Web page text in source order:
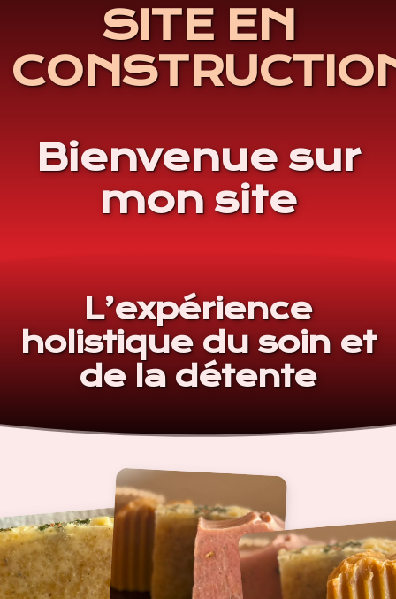
SITE EN
Bienvenue sur
mon site
L’expérience
holistique du soin et
de la détente